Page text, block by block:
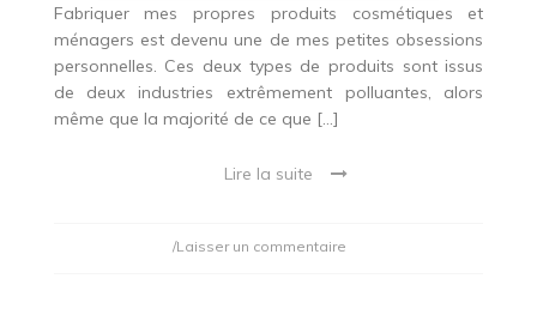
Fabriquer mes propres produits cosmétiques et
ménagers est devenu une de mes petites obsessions
personnelles. Ces deux types de produits sont issus
de deux industries extrêmement polluantes, alors
même que la majorité de ce que […]
Lire la suite
/Laisser un commentaire